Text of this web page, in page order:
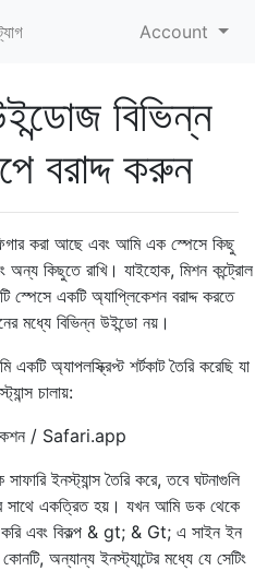
Account
বিভিন্ন
বরাদ্দ করুন
করা আছে এবং আমি এক স্পেসে কিছু
কিছুতে রাখি। যাইহোক, মিশন কন্ট্রোল
স্পেসে একটি অ্যাপ্লিকেশন বরাদ্দ করতে
মধ্যে বিভিন্ন উইন্ডো নয়।
একটি অ্যাপলস্ক্রিপ্ট শর্টকাট তৈরি করেছি যা
চালায়:
/ Safari.app
ইনস্ট্যান্স তৈরি করে, তবে ঘটনাগুলি
সাথে একত্রিত হয়। যখন আমি ডক থেকে
করি এবং বিকল্প & gt; & Gt; এ সাইন ইন
অন্যান্য ইনস্ট্যান্টের মধ্যে যে সেটিং